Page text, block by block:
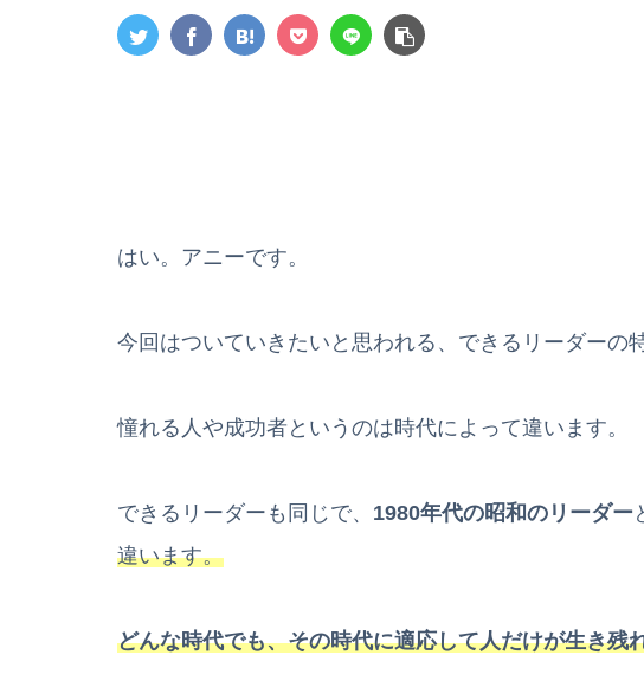
はい。アニーです。
今回はついていきたいと思われる、できるリーダーの
憧れる人や成功者というのは時代によって違います。
できるリーダーも同じで、 1980年代の昭和のリーダー
違います。
どんな時代でも、その時代に適応して人だけが生き残